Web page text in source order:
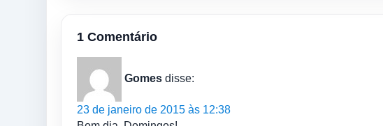
1 Comentário
Gomes disse:
23 de janeiro de 2015 às 12:38